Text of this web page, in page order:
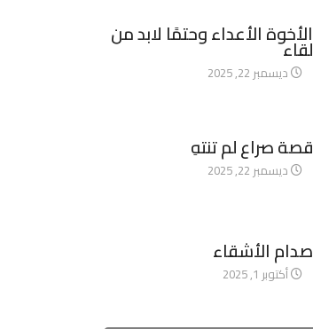
الأخوة الأعداء وحتمًا لابد من
لقاء
ديسمبر 22, 2025
قصة صراع لم تنتهِ
ديسمبر 22, 2025
صدام الأشقاء
أكتوبر 1, 2025